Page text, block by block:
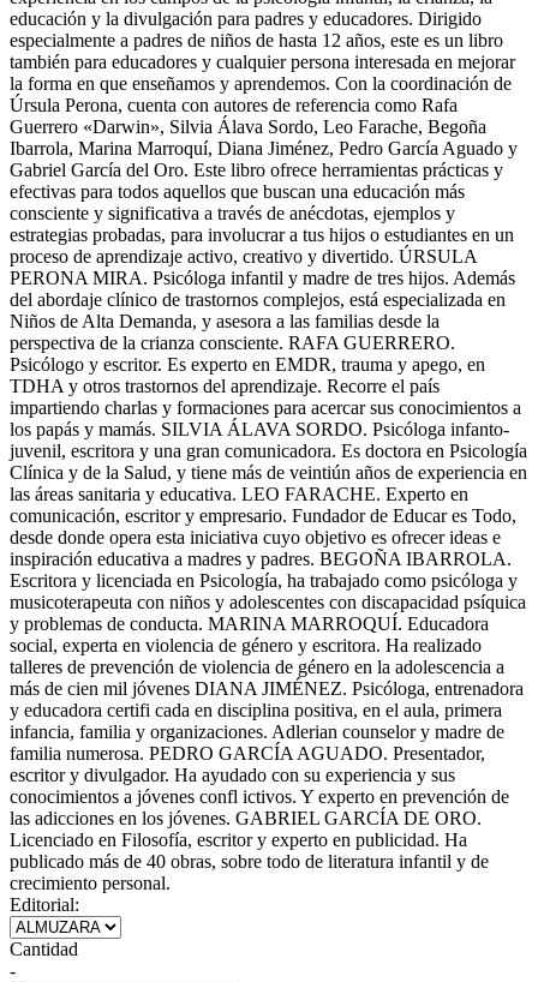
educación y la divulgación para padres y educadores. Dirigido
especialmente a padres de niños de hasta 12 años, este es un libro
también para educadores y cualquier persona interesada en mejorar
la forma en que enseñamos y aprendemos. Con la coordinación de
Úrsula Perona, cuenta con autores de referencia como Rafa
Guerrero «Darwin», Silvia Álava Sordo, Leo Farache, Begoña
Ibarrola, Marina Marroquí, Diana Jiménez, Pedro García Aguado y
Gabriel García del Oro. Este libro ofrece herramientas prácticas y
efectivas para todos aquellos que buscan una educación más
consciente y significativa a través de anécdotas, ejemplos y
estrategias probadas, para involucrar a tus hijos o estudiantes en un
proceso de aprendizaje activo, creativo y divertido. ÚRSULA
PERONA MIRA. Psicóloga infantil y madre de tres hijos. Además
del abordaje clínico de trastornos complejos, está especializada en
Niños de Alta Demanda, y asesora a las familias desde la
perspectiva de la crianza consciente. RAFA GUERRERO.
Psicólogo y escritor. Es experto en EMDR, trauma y apego, en
TDHA y otros trastornos del aprendizaje. Recorre el país
impartiendo charlas y formaciones para acercar sus conocimientos a
los papás y mamás. SILVIA ÁLAVA SORDO. Psicóloga infanto-
juvenil, escritora y una gran comunicadora. Es doctora en Psicología
Clínica y de la Salud, y tiene más de veintiún años de experiencia en
las áreas sanitaria y educativa. LEO FARACHE. Experto en
comunicación, escritor y empresario. Fundador de Educar es Todo,
desde donde opera esta iniciativa cuyo objetivo es ofrecer ideas e
inspiración educativa a madres y padres. BEGOÑA IBARROLA.
Escritora y licenciada en Psicología, ha trabajado como psicóloga y
musicoterapeuta con niños y adolescentes con discapacidad psíquica
y problemas de conducta. MARINA MARROQUÍ. Educadora
social, experta en violencia de género y escritora. Ha realizado
talleres de prevención de violencia de género en la adolescencia a
más de cien mil jóvenes DIANA JIMÉNEZ. Psicóloga, entrenadora
y educadora certifi cada en disciplina positiva, en el aula, primera
infancia, familia y organizaciones. Adlerian counselor y madre de
familia numerosa. PEDRO GARCÍA AGUADO. Presentador,
escritor y divulgador. Ha ayudado con su experiencia y sus
conocimientos a jóvenes confl ictivos. Y experto en prevención de
las adicciones en los jóvenes. GABRIEL GARCÍA DE ORO.
Licenciado en Filosofía, escritor y experto en publicidad. Ha
publicado más de 40 obras, sobre todo de literatura infantil y de
crecimiento personal.
Editorial:
Cantidad
-